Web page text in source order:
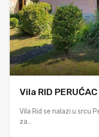
Vila RID PERUĆAC
Vila Rid se nalazi u srcu
za…